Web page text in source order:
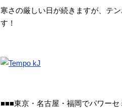
寒さの厳しい日が続きますが、テ
す！
■■■東京・名古屋・福岡でパワー